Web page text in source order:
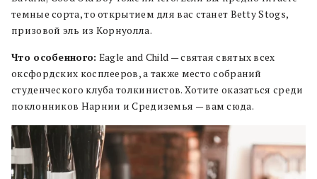
темные сорта, то открытием для вас станет Betty Stogs,
призовой эль из Корнуолла.
Что особенного: Eagle and Child — святая святых всех
оксфордских косплееров, а также место собраний
студенческого клуба толкинистов. Хотите оказаться среди
поклонников Нарнии и Средиземья — вам сюда.